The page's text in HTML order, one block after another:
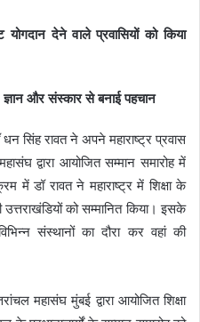
देने वाले प्रवासियों को किया
और संस्कार से बनाई पहचान
सिंह रावत ने अपने महाराष्ट्र प्रवास
द्वारा आयोजित सम्मान समारोह में
में डॉ रावत ने महाराष्ट्र में शिक्षा के
को सम्मानित किया। इसके
संस्थानों का दौरा कर वहां की
महासंघ मुंबई द्वारा आयोजित शिक्षा